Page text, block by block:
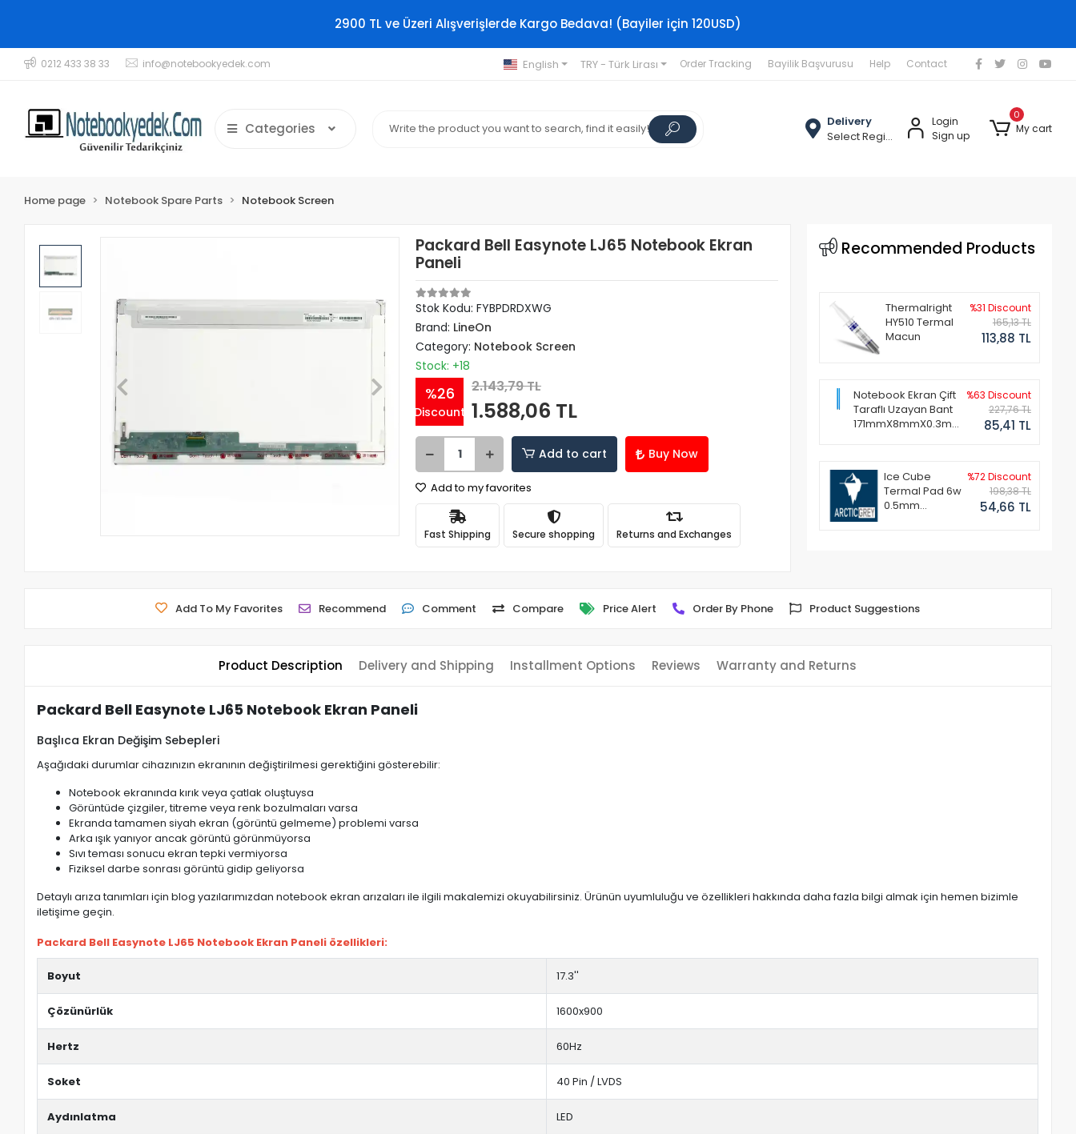
2900 TL ve Üzeri Alışverişlerde Kargo Bedava! (Bayiler için 120USD)
0212 433 38 33 info@notebookyedek.com English TRY - Türk Lirası Order Tracking Bayilik Başvurusu Help Contact
Categories
Delivery
Select Region
Login
Sign up
0
My cart
Home page Notebook Spare Parts Notebook Screen
Packard Bell Easynote LJ65 Notebook Ekran
Paneli
Stok Kodu: FYBPDRDXWG
Brand: LineOn
Category: Notebook Screen
Stock: +18
%26
Discount
2.143,79 TL
1.588,06 TL
Add to cart Buy Now
Add to my favorites
Fast Shipping Secure shopping Returns and Exchanges
Recommended Products
Thermalright
HY510 Termal
Macun
%31 Discount
165,13 TL
113,88 TL
Notebook Ekran Çift
Taraflı Uzayan Bant
171mmX8mmX0.3mm
%63 Discount
227,76 TL
85,41 TL
Ice Cube
Termal Pad 6w
0.5mm
%72 Discount
198,38 TL
54,66 TL
Add To My Favorites Recommend Comment Compare Price Alert Order By Phone Product Suggestions
Product Description Delivery and Shipping Installment Options Reviews Warranty and Returns
Packard Bell Easynote LJ65 Notebook Ekran Paneli
Başlıca Ekran Değişim Sebepleri
Aşağıdaki durumlar cihazınızın ekranının değiştirilmesi gerektiğini gösterebilir:
Notebook ekranında kırık veya çatlak oluştuysa
Görüntüde çizgiler, titreme veya renk bozulmaları varsa
Ekranda tamamen siyah ekran (görüntü gelmeme) problemi varsa
Arka ışık yanıyor ancak görüntü görünmüyorsa
Sıvı teması sonucu ekran tepki vermiyorsa
Fiziksel darbe sonrası görüntü gidip geliyorsa
Detaylı arıza tanımları için blog yazılarımızdan notebook ekran arızaları ile ilgili makalemizi okuyabilirsiniz. Ürünün uyumluluğu ve özellikleri hakkında daha fazla bilgi almak için hemen bizimle
iletişime geçin.
Packard Bell Easynote LJ65 Notebook Ekran Paneli özellikleri:
Boyut 17.3''
Çözünürlük 1600x900
Hertz 60Hz
Soket 40 Pin / LVDS
Aydınlatma LED